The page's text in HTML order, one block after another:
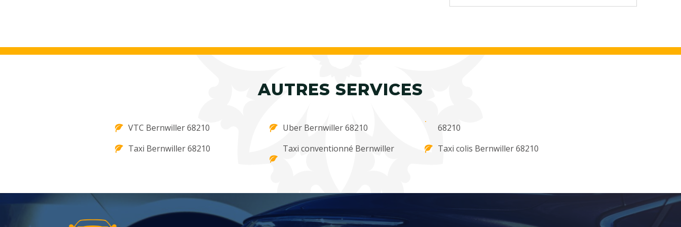
AUTRES SERVICES
VTC Bernwiller 68210
Taxi Bernwiller 68210
Uber Bernwiller 68210
Taxi conventionné Bernwiller
68210
Taxi colis Bernwiller 68210